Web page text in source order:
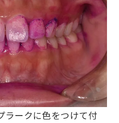
ラークに色をつけて付